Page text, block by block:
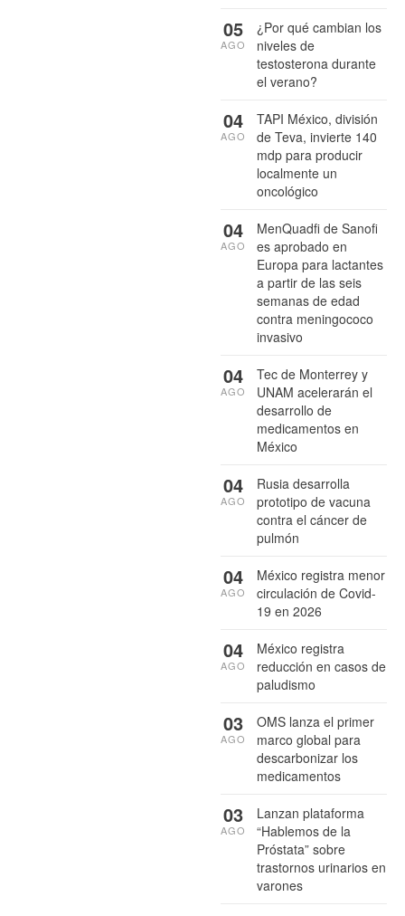
¿Por qué cambian los
niveles de
testosterona durante
el verano?
05
AGO
TAPI México, división
de Teva, invierte 140
mdp para producir
localmente un
oncológico
04
AGO
MenQuadfi de Sanofi
es aprobado en
Europa para lactantes
a partir de las seis
semanas de edad
contra meningococo
invasivo
04
AGO
Tec de Monterrey y
UNAM acelerarán el
desarrollo de
medicamentos en
México
04
AGO
Rusia desarrolla
prototipo de vacuna
contra el cáncer de
pulmón
04
AGO
México registra menor
circulación de Covid-
19 en 2026
04
AGO
México registra
reducción en casos de
paludismo
04
AGO
OMS lanza el primer
marco global para
descarbonizar los
medicamentos
03
AGO
Lanzan plataforma
“Hablemos de la
Próstata” sobre
trastornos urinarios en
varones
03
AGO